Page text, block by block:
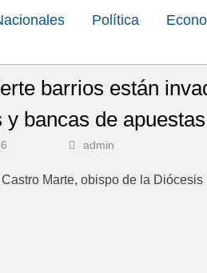
Política
barrios están
y bancas de apuestas
admin